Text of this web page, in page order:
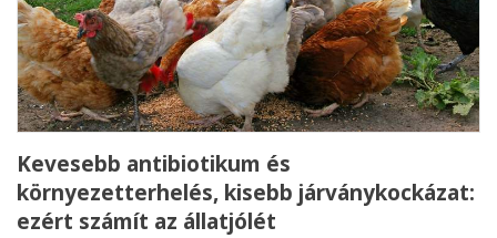
Kevesebb antibiotikum és
környezetterhelés, kisebb járványkockázat:
ezért számít az állatjólét